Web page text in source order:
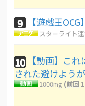
9 【遊戯王
スターライト
10
【動画】こ
された避けよう
1000mg (前回